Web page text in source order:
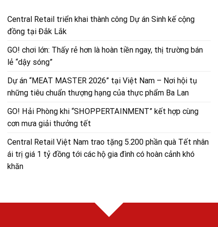
Central Retail triển khai thành công Dự án Sinh kế cộng
đồng tại Đắk Lắk
GO! chơi lớn: Thấy rẻ hơn là hoàn tiền ngay, thị trường bán
lẻ “dậy sóng”
Dự án “MEAT MASTER 2026” tại Việt Nam – Nơi hội tụ
những tiêu chuẩn thượng hạng của thực phẩm Ba Lan
GO! Hải Phòng khi “SHOPPERTAINMENT” kết hợp cùng
cơn mưa giải thưởng tết
Central Retail Việt Nam trao tặng 5.200 phần quà Tết nhân
ái trị giá 1 tỷ đồng tới các hộ gia đình có hoàn cảnh khó
khăn